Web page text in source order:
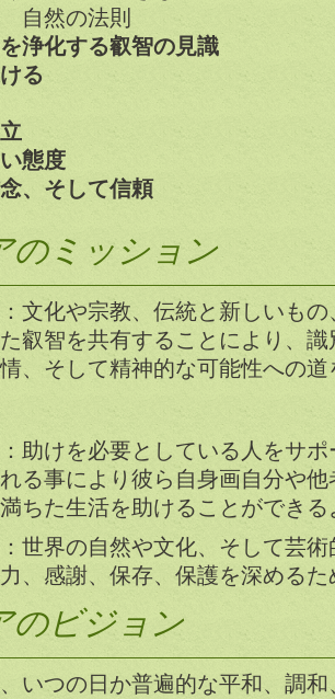
然の法則
浄化する叡智の見識
る
態度
、そして信頼
のミッション
文化や宗教、伝統と新しいも
叡智を共有することにより、
、そして精神的な可能性への
助けを必要としている人をサ
る事により彼ら自身画自分や
ちた生活を助けることができ
世界の自然や文化、そして芸
、感謝、保存、保護を深める
のビジョン
いつの日か普遍的な平和、調